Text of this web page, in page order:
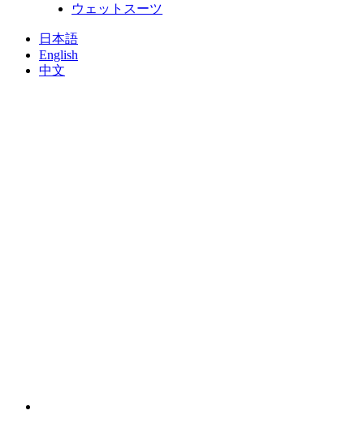
ウェットスーツ
日本語
English
中文